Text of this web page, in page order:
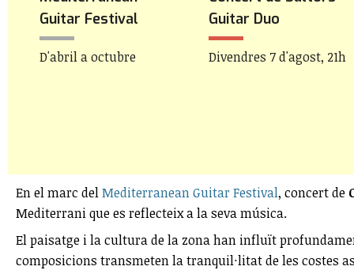
Guitar Festival
D'abril a octubre
Guitar Duo
Divendres 7 d'agost, 21h
En el marc delMediterranean Guitar Festival, concert de
Mediterrani que es reflecteix a la seva música.
El paisatge i la cultura de la zona han influït
composicions transmeten la tranquil·litat de les costes